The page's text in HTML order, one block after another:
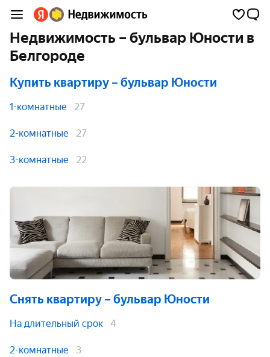
Недвижимость – бульвар Юности в
Белгороде
Купить квартиру – бульвар Юности
1-комнатные 27
2-комнатные 27
3-комнатные 22
Снять квартиру – бульвар Юности
На длительный срок 4
2-комнатные 3